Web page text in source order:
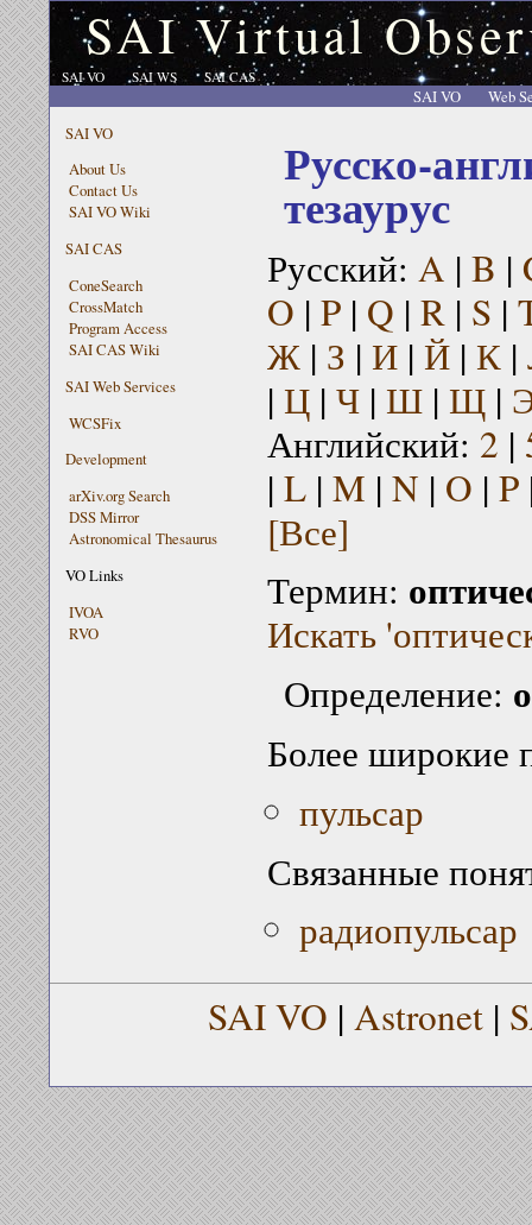
SAI Virtual
SAI VO SAI WS SAI CAS
SAI VO
Web
SAI VO
About Us
Contact Us
SAI VO Wiki
SAI CAS
ConeSearch
CrossMatch
Program Access
SAI CAS Wiki
SAI Web Services
WCSFix
Development
arXiv.org Search
DSS Mirror
Astronomical Thesaurus
VO Links
IVOA
RVO
Русско-
тезаурус
Русский: A | B |
O | P| Q | R| S |
Ж| З | И| Й| К|
| Ц| Ч| Ш| Щ|
Английский: 2 |
| L| M | N | O | P
[Все]
Термин:
Искать
Определение:
Более широкие
пульсар
Связанные
радиопульсар
SAI VO | Astronet |